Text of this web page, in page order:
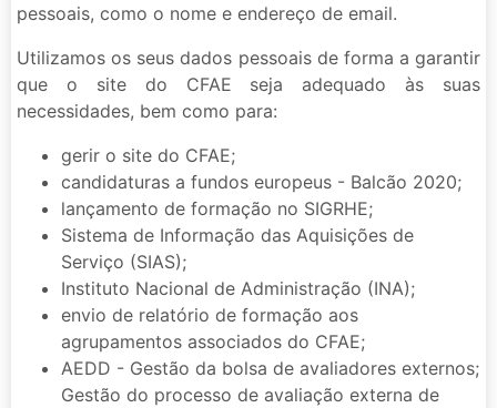
pessoais, como o nome e endereço de email.
Utilizamos os seus dados pessoais de forma a garantir
que o site do CFAE seja adequado às suas
necessidades, bem como para:
gerir o site do CFAE;
candidaturas a fundos europeus - Balcão 2020;
lançamento de formação no SIGRHE;
Sistema de Informação das Aquisições de
Serviço (SIAS);
Instituto Nacional de Administração (INA);
envio de relatório de formação aos
agrupamentos associados do CFAE;
AEDD - Gestão da bolsa de avaliadores externos;
Gestão do processo de avaliação externa de